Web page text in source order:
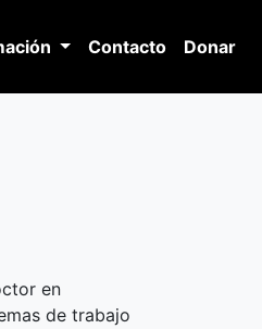
Contacto(current)
Donar
en
de trabajo